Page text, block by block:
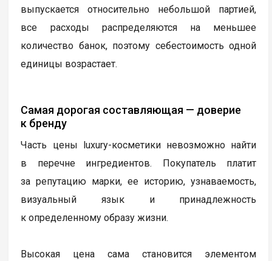
выпускается относительно небольшой партией,
все расходы распределяются на меньшее
количество банок, поэтому себестоимость одной
единицы возрастает.
Самая дорогая составляющая — доверие
к бренду
Часть цены luxury-косметики невозможно найти
в перечне ингредиентов. Покупатель платит
за репутацию марки, ее историю, узнаваемость,
визуальный язык и принадлежность
к определенному образу жизни.
Высокая цена сама становится элементом